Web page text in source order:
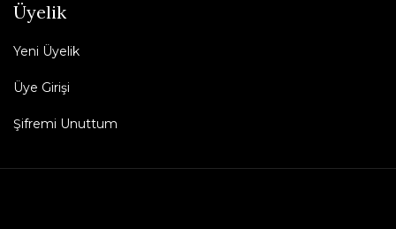
Üyelik
Yeni Üyelik
Üye Girişi
Şifremi Unuttum